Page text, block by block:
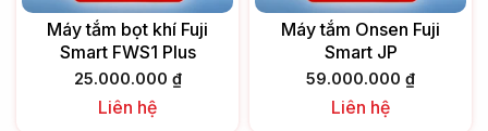
Máy tắm bọt khí Fuji
Smart FWS1 Plus
25.000.000 ₫
Liên hệ
Máy tắm Onsen Fuji
Smart JP
59.000.000 ₫
Liên hệ